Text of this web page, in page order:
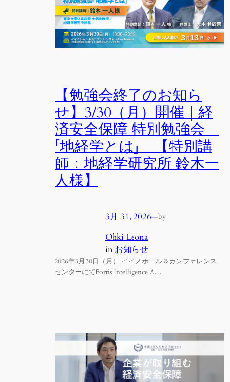
【勉強会終了のお知ら
せ】3/30（月）開催｜経
済安全保障 特別勉強会
「地経学とは」 【特別講
師：地経学研究所 鈴木一
人様】
3月 31, 2026—by
Ohki Leona
in お知らせ
2026年3月30日（月） イイノホール＆カンファレンス
センターにてFortis Intelligence A…